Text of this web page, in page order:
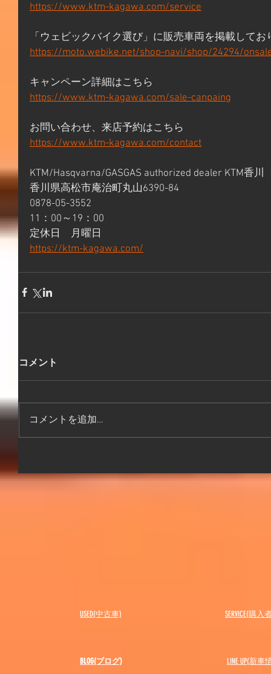
https://www.ktm-kagawa.com/service
「ウェビックバイク選び」に販売車両を掲載してお
https://moto.webike.net/shop-navi/shop/24294/
キャンペーン詳細はこちら
https://www.ktm-kagawa.com/sale-canpaing
お問い合わせ、来店予約はこちら
https://www.ktm-kagawa.com/contact
KTM/Hasqvarna/GASGAS authorized dealer KTM香川
香川県高松市庵治町丸山6390-84
0878-05-3552
11：00～19：00
定休日　月曜日
https://ktm-kagawa.com/
コメント
コメントを追加…
USED(中古車) SERVICE(購
BLOG(ブログ) LINE UP(新車